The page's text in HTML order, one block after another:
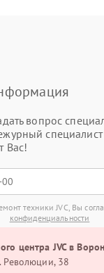
вопрос
специалист
Вас!
техники JVC, Вы
конфиденциальности
центра JVC в
Революции, 38